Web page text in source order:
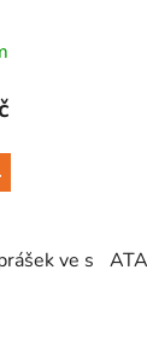
ve spreji